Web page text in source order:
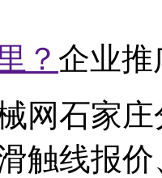
？ 企业推
网石家
触线报